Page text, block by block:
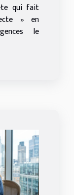
qui fait
» en
le